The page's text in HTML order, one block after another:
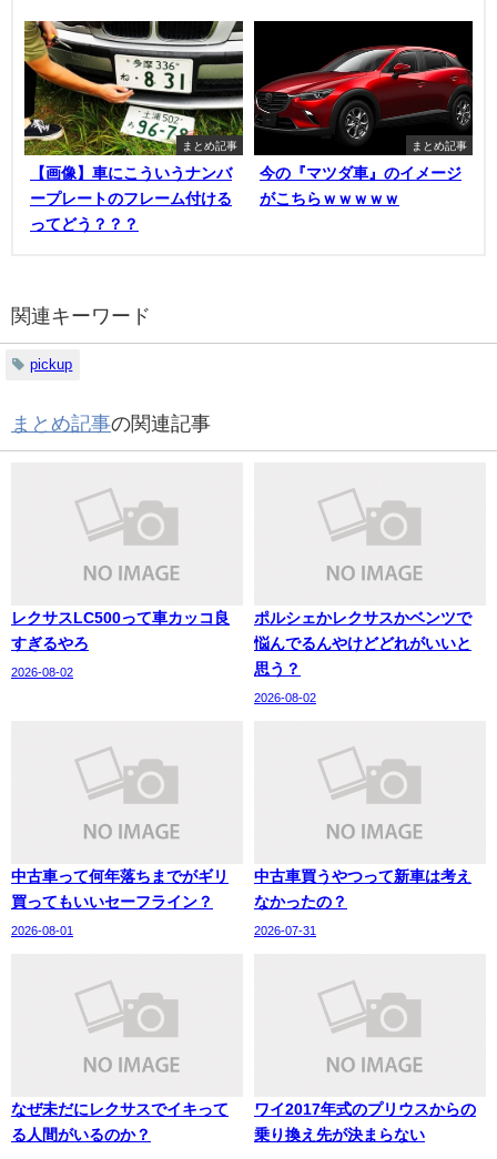
まとめ記事
【画像】車にこういうナンバ
ープレートのフレーム付ける
ってどう？？？
まとめ記事
今の『マツダ車』のイメージ
がこちらｗｗｗｗｗ
関連キーワード
pickup
まとめ記事の関連記事
レクサスLC500って車カッコ良
すぎるやろ
2026-08-02
ポルシェかレクサスかベンツで
悩んでるんやけどどれがいいと
思う？
2026-08-02
中古車って何年落ちまでがギリ
買ってもいいセーフライン？
2026-08-01
中古車買うやつって新車は考え
なかったの？
2026-07-31
なぜ未だにレクサスでイキって
る人間がいるのか？
ワイ2017年式のプリウスからの
乗り換え先が決まらない